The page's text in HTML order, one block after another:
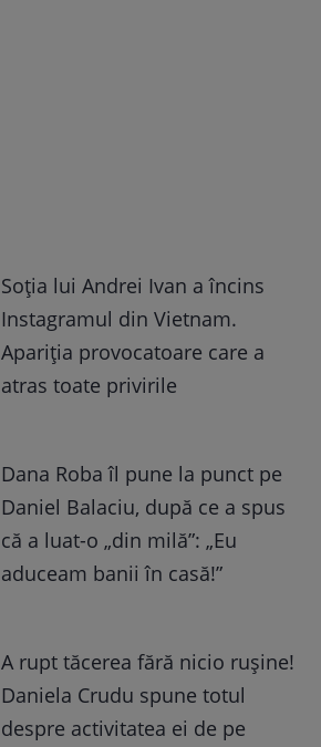
Soția lui Andrei Ivan a încins
Instagramul din Vietnam.
Apariția provocatoare care a
atras toate privirile
Dana Roba îl pune la punct pe
Daniel Balaciu, după ce a spus
că a luat-o „din milă”: „Eu
aduceam banii în casă!”
A rupt tăcerea fără nicio rușine!
Daniela Crudu spune totul
despre activitatea ei de pe